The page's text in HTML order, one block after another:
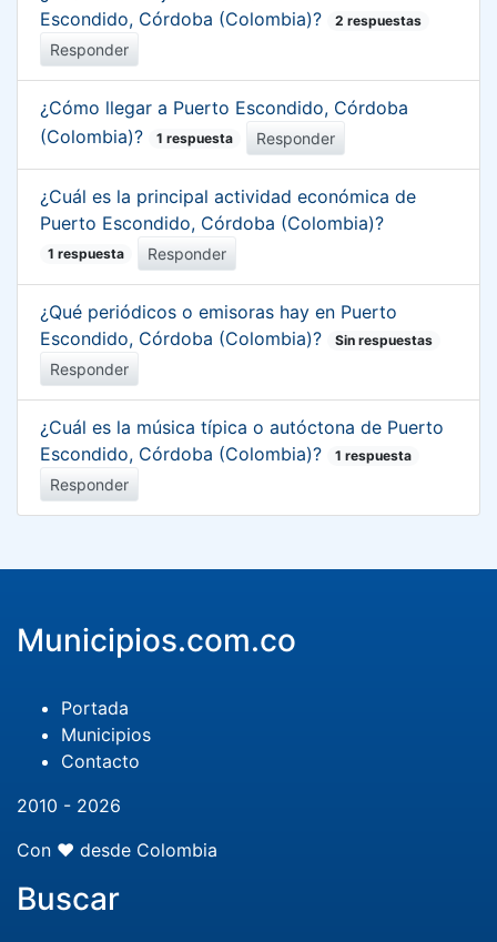
Escondido, Córdoba (Colombia)?
2 respuestas
Responder
¿Cómo llegar a Puerto Escondido, Córdoba
(Colombia)?
1 respuesta Responder
¿Cuál es la principal actividad económica de
Puerto Escondido, Córdoba (Colombia)?
1 respuesta Responder
¿Qué periódicos o emisoras hay en Puerto
Escondido, Córdoba (Colombia)?
Sin respuestas
Responder
¿Cuál es la música típica o autóctona de Puerto
Escondido, Córdoba (Colombia)?
1 respuesta
Responder
Municipios.com.co
Portada
Municipios
Contacto
2010 - 2026
Con ❤️ desde Colombia
Buscar